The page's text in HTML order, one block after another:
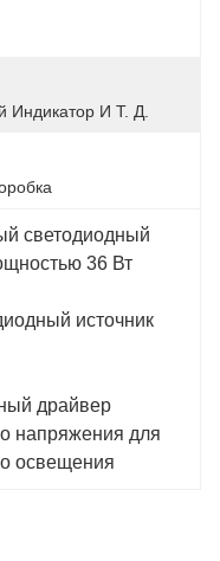
Индикатор И Т. Д.
светодиодный
36 Вт
источник
драйвер
напряжения для
освещения